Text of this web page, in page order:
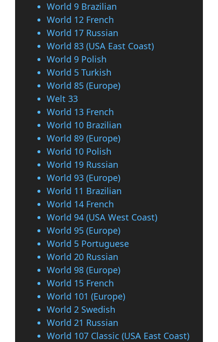
World 9 Brazilian
World 12 French
World 17 Russian
World 83 (USA East Coast)
World 9 Polish
World 5 Turkish
World 85 (Europe)
Welt 33
World 13 French
World 10 Brazilian
World 89 (Europe)
World 10 Polish
World 19 Russian
World 93 (Europe)
World 11 Brazilian
World 14 French
World 94 (USA West Coast)
World 95 (Europe)
World 5 Portuguese
World 20 Russian
World 98 (Europe)
World 15 French
World 101 (Europe)
World 2 Swedish
World 21 Russian
World 107 Classic (USA East Coast)